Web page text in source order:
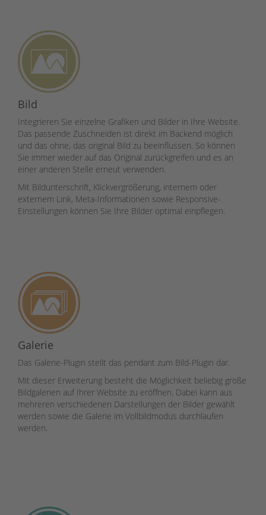
Bild
Integrieren Sie einzelne Grafiken und Bilder in Ihre Website.
Das passende Zuschneiden ist direkt im Backend möglich
und das ohne, das original Bild zu beeinflussen. So können
Sie immer wieder auf das Original zurückgreifen und es an
einer anderen Stelle erneut verwenden.
Mit Bildunterschrift, Klickvergrößerung, internem oder
externem Link, Meta-Informationen sowie Responsive-
Einstellungen können Sie Ihre Bilder optimal einpflegen.
Galerie
Das Galerie-Plugin stellt das pendant zum Bild-Plugin dar.
Mit dieser Erweiterung besteht die Möglichkeit beliebig große
Bildgalerien auf Ihrer Website zu eröffnen. Dabei kann aus
mehreren verschiedenen Darstellungen der Bilder gewählt
werden sowie die Galerie im Vollbildmodus durchlaufen
werden.